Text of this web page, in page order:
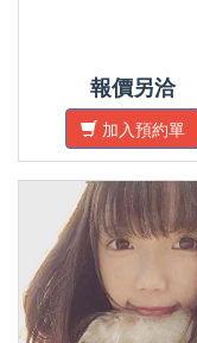
報價另洽
加入預約單